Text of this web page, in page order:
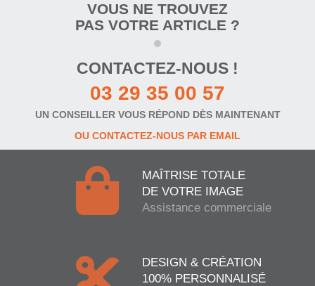
VOUS NE TROUVEZ
PAS VOTRE ARTICLE ?
CONTACTEZ-NOUS !
03 29 35 00 57
UN CONSEILLER VOUS RÉPOND DÈS MAINTENANT
OU CONTACTEZ-NOUS PAR EMAIL
MAÎTRISE TOTALE
DE VOTRE IMAGE
Assistance commerciale
DESIGN & CRÉATION
100% PERSONNALISÉ